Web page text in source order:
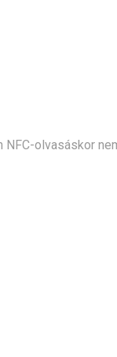
olvasáskor